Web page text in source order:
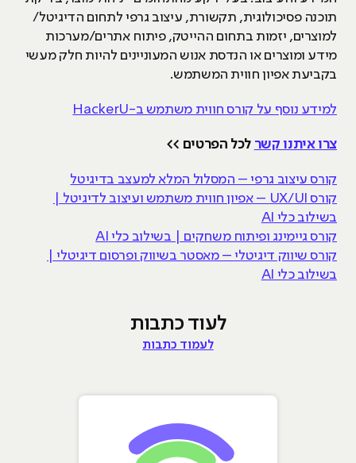
תוכנה פסיכולוגית, תקשורת, עיצוב גרפי לתחום הדיגיטל/
למוצרים, יזמות בתחום ההייטק, פיתוח אתרים/מערכות
מידע ומוצרים או הנדסת אנוש המעוניינים להיות חלק מעשי
בקביעת אפיון חווית המשתמש.
למידע נוסף על קורס חווית משתמש ב-HackerU
צרו איתנו קשר לכל הפרטים >>
קורס עיצוב גרפי – המסלול המלא למעצב בדיגיטל
קורס UX/UI – אפיון חווית משתמש ועיצוב לדיגיטל |
בשילוב כלי AI
קורס גיימינג ופיתוח משחקים | בשילוב כלי AI
קורס שיווק דיגיטלי – מאסטר בשיווק ופרסום דיגיטלי |
בשילוב כלי AI
לעוד כתבות
לעמוד כתבות